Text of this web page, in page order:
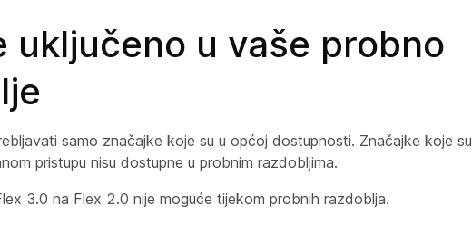
uključeno u vaše probno
samo značajke koje su u općoj dostupnosti. Značajke koje su
pristupu nisu dostupne u probnim razdobljima.
3.0 na Flex 2.0 nije moguće tijekom probnih razdoblja.